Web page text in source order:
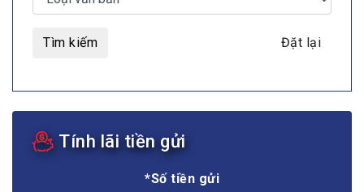
Tìm kiếm Đặt lại
Tính lãi tiền gửi
*Số tiền gửi